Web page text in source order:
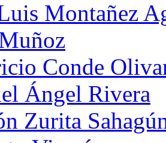
Montañez
Conde
Ángel Rivera
Zurita